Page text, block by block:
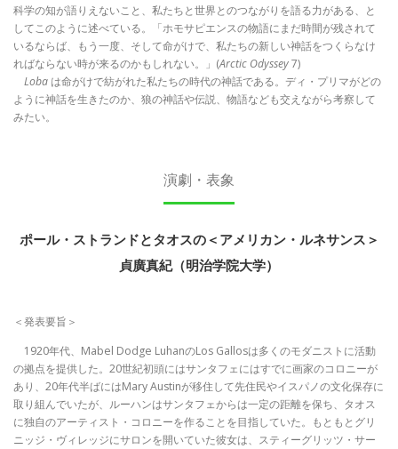
科学の知が語りえないこと、私たちと世界とのつながりを語る力がある、と
してこのように述べている。「ホモサピエンスの物語にまだ時間が残されて
いるならば、もう一度、そして命がけで、私たちの新しい神話をつくらなけ
ればならない時が来るのかもしれない。」(Arctic Odyssey7)
Loba は命がけで紡がれた私たちの時代の神話である。ディ・プリマがどの
ように神話を生きたのか、狼の神話や伝説、物語なども交えながら考察して
みたい。
演劇・表象
ポール・ストランドとタオスの＜アメリカン・ルネサンス＞
貞廣真紀（明治学院大学）
＜発表要旨＞
1920年代、Mabel Dodge LuhanのLos Gallosは多くのモダニストに活動
の拠点を提供した。20世紀初頭にはサンタフェにはすでに画家のコロニーが
あり、20年代半ばにはMary Austinが移住して先住民やイスパノの文化保存に
取り組んでいたが、ルーハンはサンタフェからは一定の距離を保ち、タオス
に独自のアーティスト・コロニーを作ることを目指していた。もともとグリ
ニッジ・ヴィレッジにサロンを開いていた彼女は、スティーグリッツ・サー